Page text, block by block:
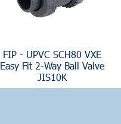
FIP - UPVC SCH80 VXE
Easy Fit 2-Way Ball Valve
JIS10K